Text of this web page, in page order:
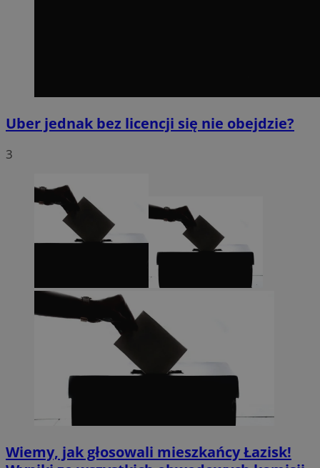
Uber jednak bez licencji się nie obejdzie?
3
Wiemy, jak głosowali mieszkańcy Łazisk!